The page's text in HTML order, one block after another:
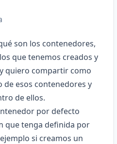
son los contenedores,
que tenemos creados y
quiero compartir como
esos contenedores y
de ellos.
por defecto
que tenga definida por
si creamos un